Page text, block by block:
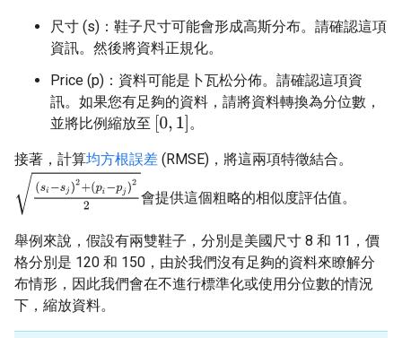
尺寸 (s)：鞋子尺寸可能會形成高斯分布。請確認這項
資訊。然後將資料正規化。
Price (p)：資料可能是卜瓦松分佈。請確認這項資
訊。如果您有足夠的資料，請將資料轉換為分位數，
並將比例縮放至 0,1 ] 。
接著，計算均方根誤差 (RMSE)，將這兩項特徵結合。
i−sj)2+(pi−pj)22
會提供這個粗略的相似度評估值。
舉例來說，假設有兩雙鞋子，分別是美國尺寸 8 和 11，價
格分別是 120 和 150，由於我們沒有足夠的資料來瞭解分
布情形，因此我們會在不進行標準化或使用分位數的情況
下，縮放資料。